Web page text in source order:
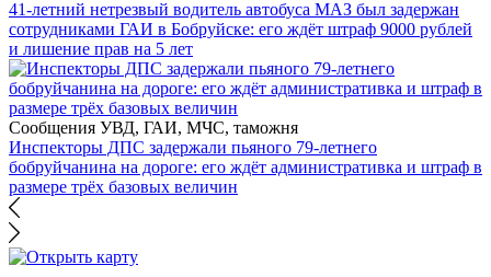
41-летний нетрезвый водитель автобуса МАЗ был задержан
сотрудниками ГАИ в Бобруйске: его ждёт штраф 9000 рублей
и лишение прав на 5 лет
Сообщения УВД, ГАИ, МЧС, таможня
Инспекторы ДПС задержали пьяного 79-летнего
бобруйчанина на дороге: его ждёт административка и штраф в
размере трёх базовых величин